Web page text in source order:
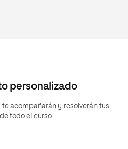
personalizado
te acompañarán y resolverán tus
todo el curso.